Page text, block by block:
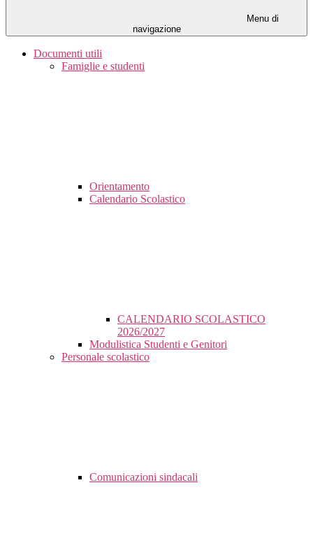
Menu di
navigazione
Documenti utili
Famiglie e studenti
Orientamento
Calendario Scolastico
CALENDARIO SCOLASTICO
2026/2027
Modulistica Studenti e Genitori
Personale scolastico
Comunicazioni sindacali